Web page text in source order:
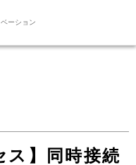
ーション
ス】同時接続